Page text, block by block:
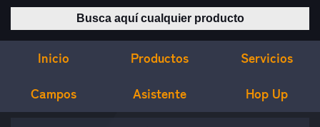
Buscar productos
Inicio Productos Servicios
Campos Asistente Hop Up